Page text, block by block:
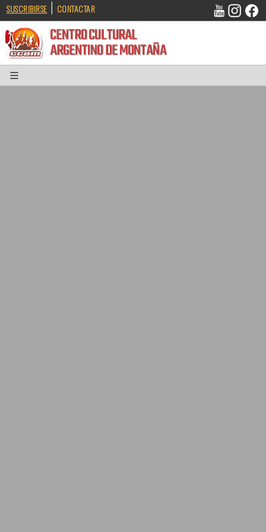
SUSCRIBIRSE | CONTACTAR
CENTRO CULTURAL
ARGENTINO DE MONTAÑA